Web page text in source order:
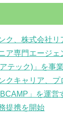
ク、株式会社リ
ア専門エージェ
テック)」を事
クキャリア、プ
」を運営
提携を開始